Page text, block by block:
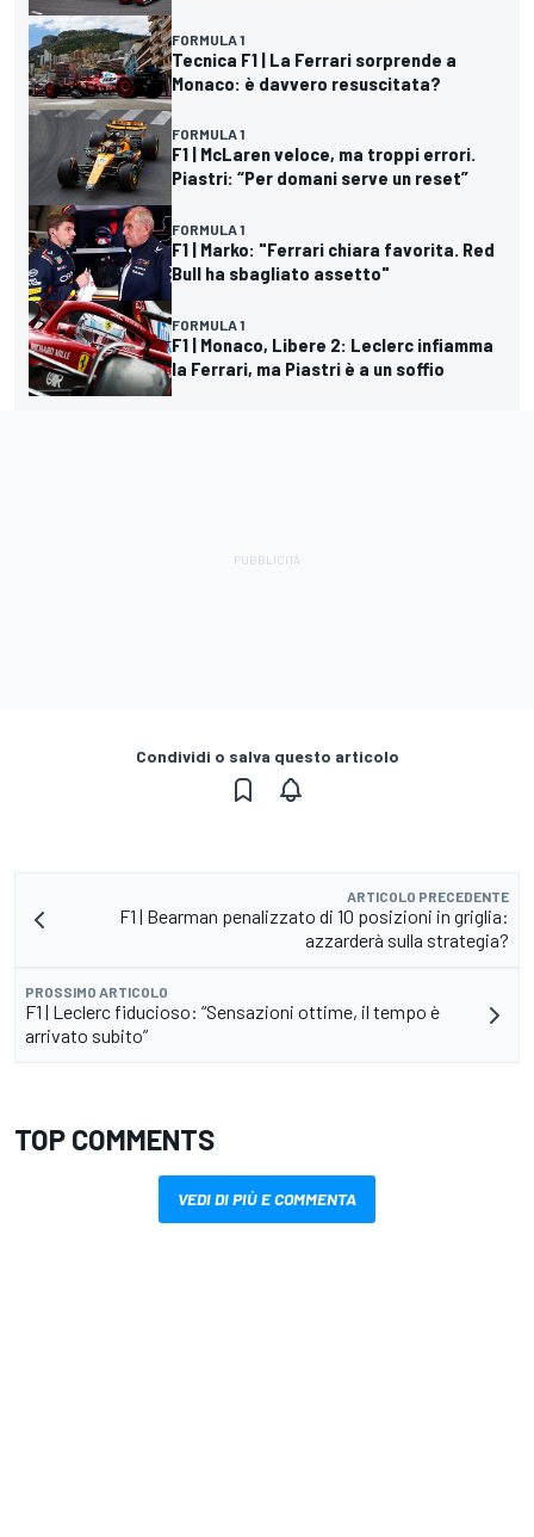
FORMULA 1
Tecnica F1 | La Ferrari sorprende a
Monaco: è davvero resuscitata?
FORMULA 1
F1 | McLaren veloce, ma troppi errori.
Piastri: “Per domani serve un reset”
FORMULA 1
F1 | Marko: "Ferrari chiara favorita. Red
Bull ha sbagliato assetto"
FORMULA 1
F1 | Monaco, Libere 2: Leclerc infiamma
la Ferrari, ma Piastri è a un soffio
Condividi o salva questo articolo
ARTICOLO PRECEDENTE
F1 | Bearman penalizzato di 10 posizioni in griglia:
azzarderà sulla strategia?
PROSSIMO ARTICOLO
F1 | Leclerc fiducioso: “Sensazioni ottime, il tempo è
arrivato subito”
TOP COMMENTS
VEDI DI PIÙ E COMMENTA